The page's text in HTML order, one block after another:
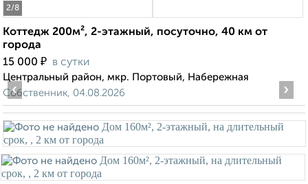
2/8
Коттедж 200м², 2-этажный, посуточно, 40 км от
города
15 000 ₽ в сутки
Центральный район, мкр. Портовый, Набережная
Собственник, 04.08.2026
‹ ›